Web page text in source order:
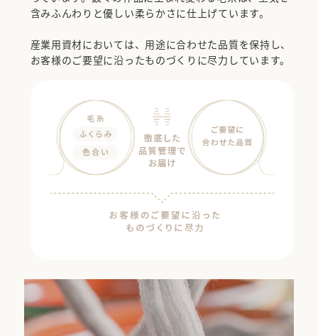
含みふんわりと優しい柔らかさに仕上げています。
産業用資材においては、用途に合わせた品質を保持し、
お客様のご要望に沿ったものづくりに尽力しています。